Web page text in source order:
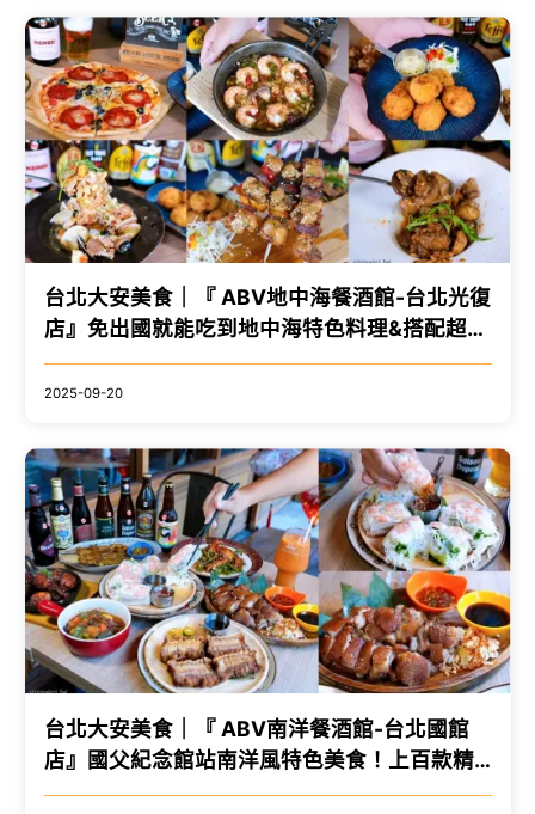
台北大安美食｜『 ABV地中海餐酒館-台北光復
店』免出國就能吃到地中海特色料理&搭配超過
300款精釀啤酒！ @瑋瑋＊美食萬歲
2025-09-20
台北大安美食｜『 ABV南洋餐酒館-台北國館
店』國父紀念館站南洋風特色美食！上百款精
釀啤酒搭配超完美！ @瑋瑋＊美食萬歲